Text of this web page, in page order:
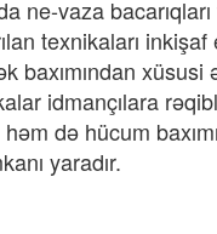
ne-vaza
texnikaları
baxımından
idmançılara
də hücum
yaradır.